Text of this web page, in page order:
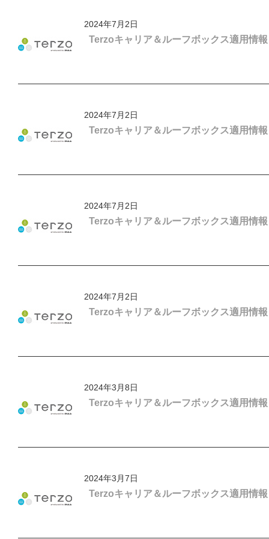
2024年7月2日
Terzoキャリア＆ルーフボックス適用情
2024年7月2日
Terzoキャリア＆ルーフボックス適用情
2024年7月2日
Terzoキャリア＆ルーフボックス適用情
2024年7月2日
Terzoキャリア＆ルーフボックス適用情
2024年3月8日
Terzoキャリア＆ルーフボックス適用情
2024年3月7日
Terzoキャリア＆ルーフボックス適用情